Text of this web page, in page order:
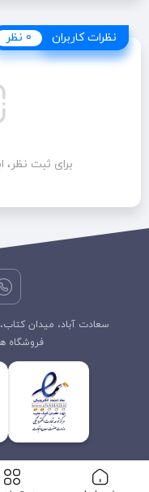
نظرات کاربران
نظرات کاربران 0 نظر
برای ثبت نظر،
فروشگاه